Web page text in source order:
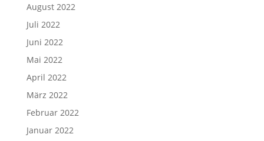
August 2022
Juli 2022
Juni 2022
Mai 2022
April 2022
März 2022
Februar 2022
Januar 2022